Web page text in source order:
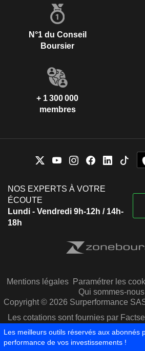
N°1 du Conseil
Boursier
+ 1 300 000
membres
NOS EXPERTS À VOTRE
ÉCOUTE
Lundi - Vendredi 9h-12h / 14h-
18h
Mentions légales Paramétrer les
Qui sommes-
Copyright © 2026 Surperformance
Les cotations sont fournies par
Capital IQ
Les meilleurs outils réservés aux abonnés
performance de vos investissements !